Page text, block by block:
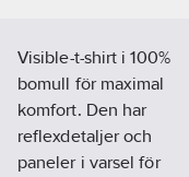
Visible-t-shirt i 100%
bomull för maximal
komfort. Den har
reflexdetaljer och
paneler i varsel för